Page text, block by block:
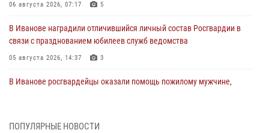
06 августа 2026, 07:17 5
В Иванове наградили отличившийся личный состав Росгвардии в
связи с празднованием юбилеев служб ведомства
05 августа 2026, 14:37 3
В Иванове росгвардейцы оказали помощь пожилому мужчине,
ПОПУЛЯРНЫЕ НОВОСТИ